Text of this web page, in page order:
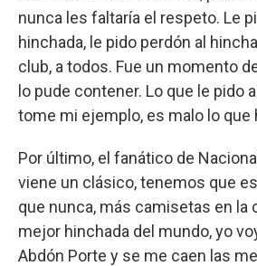
nunca les faltaría el respeto. Le
hinchada, le pido perdón al
club, a todos. Fue un momento
lo pude contener. Lo que le pido
tome mi ejemplo, es malo lo que
Por último, el fanático de
viene un clásico, tenemos que
que nunca, más camisetas en la
mejor hinchada del mundo, yo
Abdón Porte y se me caen las